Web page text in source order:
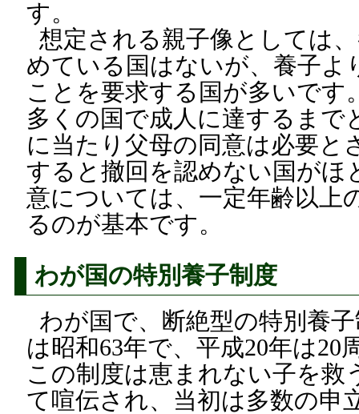
す。
想定される親子像としては
めている国はないが、養子よ
ことを要求する国が多いです
多くの国で成人に達するまで
に当たり父母の同意は必要と
すると撤回を認めない国がほ
意については、一定年齢以上
るのが基本です。
わが国の特別養子制度
わが国で、断絶型の特別養
は昭和63年で、平成20年は20
この制度は恵まれない子を救
て喧伝され、当初は多数の申